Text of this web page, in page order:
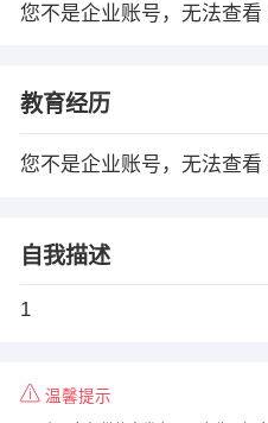
您不是企业账号，无法查看
教育经历
您不是企业账号，无法查看
自我描述
1
温馨提示